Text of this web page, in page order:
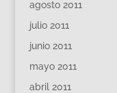
agosto 2011
julio 2011
junio 2011
mayo 2011
abril 2011